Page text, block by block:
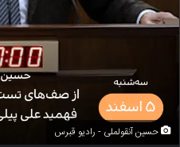
حسین آنقولملی - رادیو قبرس